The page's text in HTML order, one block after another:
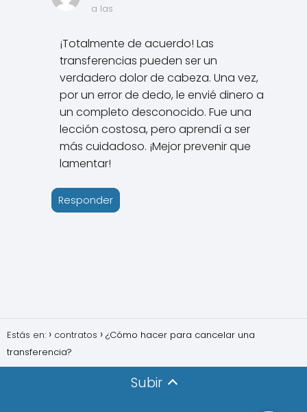
a las
¡Totalmente de acuerdo! Las
transferencias pueden ser un
verdadero dolor de cabeza. Una vez,
por un error de dedo, le envié dinero a
un completo desconocido. Fue una
lección costosa, pero aprendí a ser
más cuidadoso. ¡Mejor prevenir que
lamentar!
Responder
Estás en: contratos
¿Cómo hacer para cancelar una
transferencia?
Subir